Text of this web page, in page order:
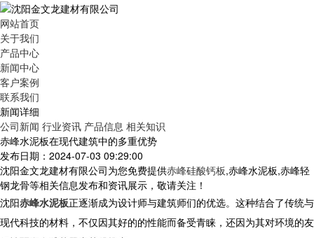
网站首页
关于我们
产品中心
新闻中心
客户案例
联系我们
新闻详细
公司新闻 行业资讯 产品信息 相关知识
赤峰水泥板在现代建筑中的多重优势
发布日期：2024-07-03 09:29:00
沈阳金文龙建材有限公司为您免费提供赤峰硅酸钙板,赤峰水泥板,赤峰轻
钢龙骨等相关信息发布和资讯展示，敬请关注！
沈阳赤峰水泥板正逐渐成为设计师与建筑师们的优选。这种结合了传统与
现代科技的材料，不仅因其好的的性能而备受青睐，还因为其对环境的友